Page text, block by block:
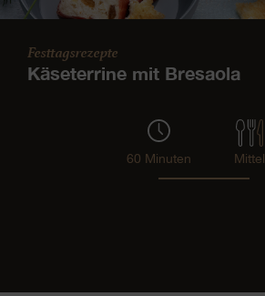
Festtagsrezepte
Käseterrine mit Bresaola
60 Minuten Mittel